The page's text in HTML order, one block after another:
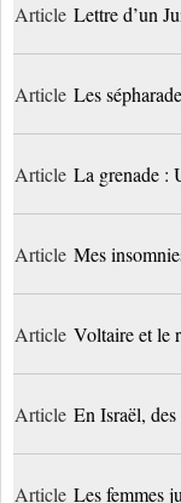
Article Lettre d’un
Article Les
Article La grenade :
Article Mes
Article Voltaire et le
Article En Israël,
Article Les femmes